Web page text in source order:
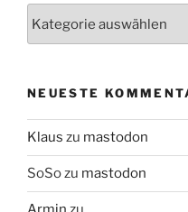
NEUESTE
Klaus zu mastodon
SoSozu mastodon